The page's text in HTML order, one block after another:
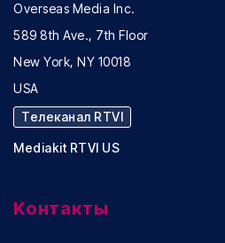
Overseas Media Inc.
589 8th Ave., 7th Floor
New York, NY 10018
USA
Телеканал RTVI
Mediakit RTVI US
Контакты